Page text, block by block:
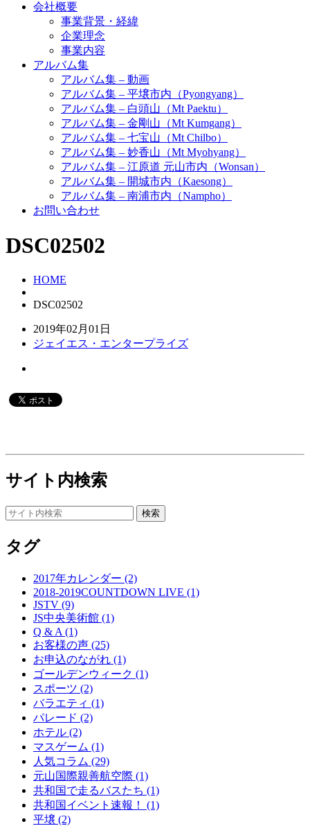
会社概要
事業背景・経緯
企業理念
事業内容
アルバム集
アルバム集 – 動画
アルバム集 – 平壌市内（Pyongyang）
アルバム集 – 白頭山（Mt Paektu）
アルバム集 – 金剛山（Mt Kumgang）
アルバム集 – 七宝山（Mt Chilbo）
アルバム集 – 妙香山（Mt Myohyang）
アルバム集 – 江原道 元山市内（Wonsan）
アルバム集 – 開城市内（Kaesong）
アルバム集 – 南浦市内（Nampho）
お問い合わせ
DSC02502
HOME
DSC02502
2019年02月01日
ジェイエス・エンタープライズ
サイト内検索
タグ
2017年カレンダー (2)
2018-2019COUNTDOWN LIVE (1)
JSTV (9)
JS中央美術館 (1)
Q & A (1)
お客様の声 (25)
お申込のながれ (1)
ゴールデンウィーク (1)
スポーツ (2)
バラエティ (1)
パレード (2)
ホテル (2)
マスゲーム (1)
人気コラム (29)
元山国際親善航空際 (1)
共和国で走るバスたち (1)
共和国イベント速報！ (1)
平壌 (2)